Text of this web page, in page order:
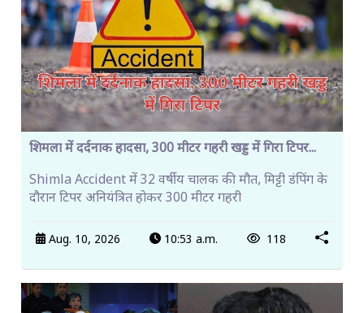
शिमला में दर्दनाक हादसा, 300 मीटर गहरी खड्ड में गिरा टिपर...
Shimla Accident में 32 वर्षीय चालक की मौत, मिट्टी डंपिंग के
दौरान टिपर अनियंत्रित होकर 300 मीटर गहरी
Aug. 10, 2026 10:53 a.m. 118